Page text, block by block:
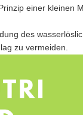
einer kleinen
des
zu vermeiden.